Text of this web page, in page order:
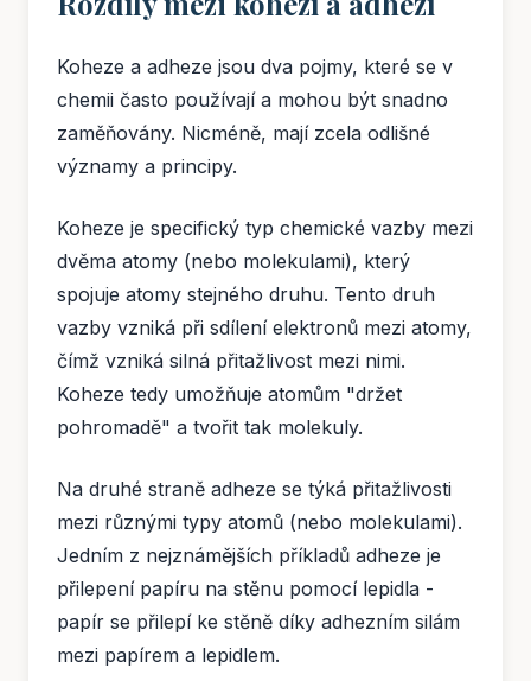
Koheze a adheze jsou dva pojmy, které se v
chemii často používají a mohou být snadno
zaměňovány. Nicméně, mají zcela odlišné
významy a principy.
Koheze je specifický typ chemické vazby mezi
dvěma atomy (nebo molekulami), který
spojuje atomy stejného druhu. Tento druh
vazby vzniká při sdílení elektronů mezi atomy,
čímž vzniká silná přitažlivost mezi nimi.
Koheze tedy umožňuje atomům "držet
pohromadě" a tvořit tak molekuly.
Na druhé straně adheze se týká přitažlivosti
mezi různými typy atomů (nebo molekulami).
Jedním z nejznámějších příkladů adheze je
přilepení papíru na stěnu pomocí lepidla -
papír se přilepí ke stěně díky adhezním silám
mezi papírem a lepidlem.